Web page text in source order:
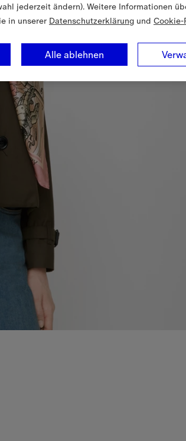
jederzeit ändern). Weitere Informationen
in unserer Datenschutzerklärung und
Alle ablehnen